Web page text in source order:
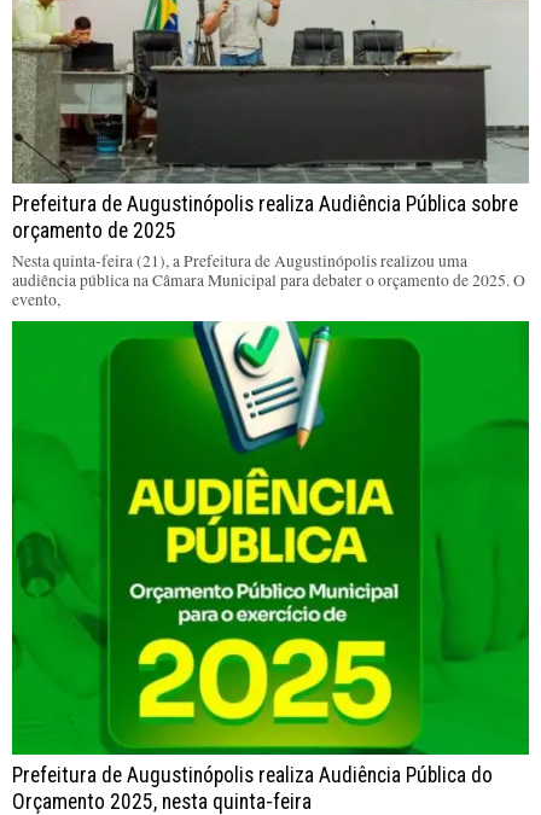
Prefeitura de Augustinópolis realiza Audiência Pública sobre
orçamento de 2025
Nesta quinta-feira (21), a Prefeitura de Augustinópolis realizou uma
audiência pública na Câmara Municipal para debater o orçamento de 2025. O
evento,
Prefeitura de Augustinópolis realiza Audiência Pública do
Orçamento 2025, nesta quinta-feira